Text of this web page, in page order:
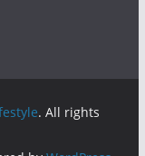
. All rights